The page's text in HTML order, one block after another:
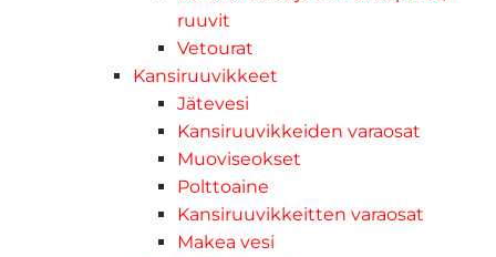
ruuvit
Vetourat
Kansiruuvikkeet
Jätevesi
Kansiruuvikkeiden varaosat
Muoviseokset
Polttoaine
Kansiruuvikkeitten varaosat
Makea vesi